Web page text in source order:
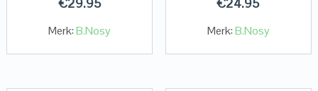
Merk:B.Nosy Merk:B.Nosy